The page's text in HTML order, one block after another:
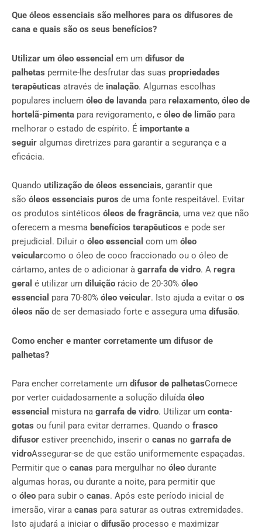
Que óleos essenciais são melhores para os difusores de
cana e quais são os seus benefícios?
Utilizar um óleo essencial em um difusor de
palhetas permite-lhe desfrutar das suas propriedades
terapêuticas através de inalação. Algumas escolhas
populares incluem óleo de lavanda para relaxamento, óleo de
hortelã-pimenta para revigoramento, e óleo de limão para
melhorar o estado de espírito. É importante a
seguir algumas diretrizes para garantir a segurança e a
eficácia.
Quando utilização de óleos essenciais, garantir que
são óleos essenciais puros de uma fonte respeitável. Evitar
os produtos sintéticos óleos de fragrância, uma vez que não
oferecem a mesma benefícios terapêuticos e pode ser
prejudicial. Diluir o óleo essencial com um óleo
veicularcomo o óleo de coco fraccionado ou o óleo de
cártamo, antes de o adicionar à garrafa de vidro. A regra
geral é utilizar um diluição rácio de 20-30% óleo
essencial para 70-80% óleo veicular. Isto ajuda a evitar o os
óleos não de ser demasiado forte e assegura uma difusão.
Como encher e manter corretamente um difusor de
palhetas?
Para encher corretamente um difusor de palhetasComece
por verter cuidadosamente a solução diluída óleo
essencial mistura na garrafa de vidro. Utilizar um conta-
gotas ou funil para evitar derrames. Quando o frasco
difusor estiver preenchido, inserir o canas no garrafa de
vidroAssegurar-se de que estão uniformemente espaçadas.
Permitir que o canas para mergulhar no óleo durante
algumas horas, ou durante a noite, para permitir que
o óleo para subir o canas. Após este período inicial de
imersão, virar a canas para saturar as outras extremidades.
Isto ajudará a iniciar o difusão processo e maximizar